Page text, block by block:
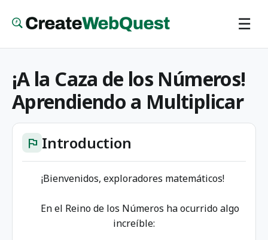
content
☰
¡A la Caza de los Números!
Aprendiendo a Multiplicar
flag Introduction
¡Bienvenidos, exploradores matemáticos!
En el Reino de los Números ha ocurrido algo
increíble: